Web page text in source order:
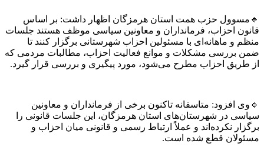
🔹مسوول حزب همت استان هرمزگان اظهار داشت: بر اساس
قانون احزاب، فرمانداران و معاونین سیاسی موظف هستند جلسات
منظم و ماهانه‌ای با مسئولین احزاب شهرستانی برگزار کنند تا
ضمن بررسی مشکلات و موانع فعالیت احزاب، مطالبات مردمی که
از طریق احزاب مطرح می‌شود، مورد پیگیری و بررسی قرار گیرد.
🔹وی افزود: متاسفانه تاکنون برخی از فرمانداران و معاونین
سیاسی در شهرستان‌های استان هرمزگان، این جلسات قانونی را
برگزار نکرده‌اند و عملاً ارتباط رسمی و قانونی میان احزاب و
مسئولان قطع شده است.